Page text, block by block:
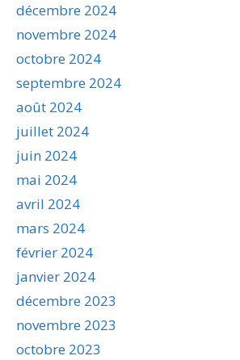
décembre 2024
novembre 2024
octobre 2024
septembre 2024
août 2024
juillet 2024
juin 2024
mai 2024
avril 2024
mars 2024
février 2024
janvier 2024
décembre 2023
novembre 2023
octobre 2023